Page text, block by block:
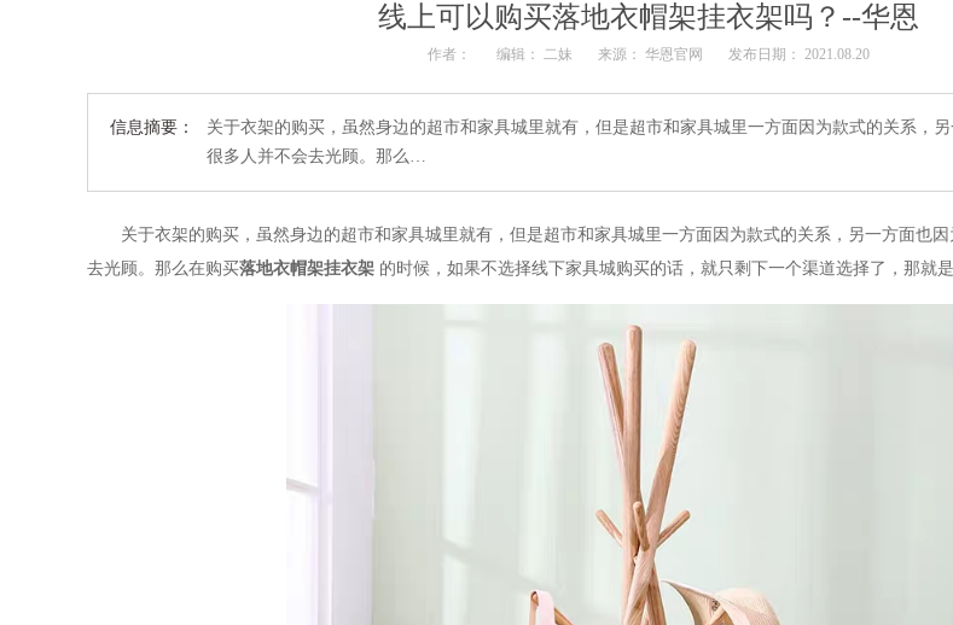
线上可以购买落地衣帽架挂衣架吗？--华恩
作者： 编辑： 二妹 来源： 华恩官网 发布日期： 2021.08.20
信息摘要：
关于衣架的购买，虽然身边的超市和家具城里就有，但是超市和家具城里一方面因为款式的关系，
很多人并不会去光顾。那么…
关于衣架的购买，虽然身边的超市和家具城里就有，但是超市和家具城里一方面因为款式的关系，另一方面也
去光顾。那么在购买落地衣帽架挂衣架 的时候，如果不选择线下家具城购买的话，就只剩下一个渠道选择了，那就是